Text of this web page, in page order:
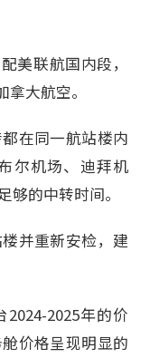
美联航国内段，
大航空。
在同一航站楼内
尔机场、迪拜机
的中转时间。
并重新安检，建
2025年的价
价格呈现明显的